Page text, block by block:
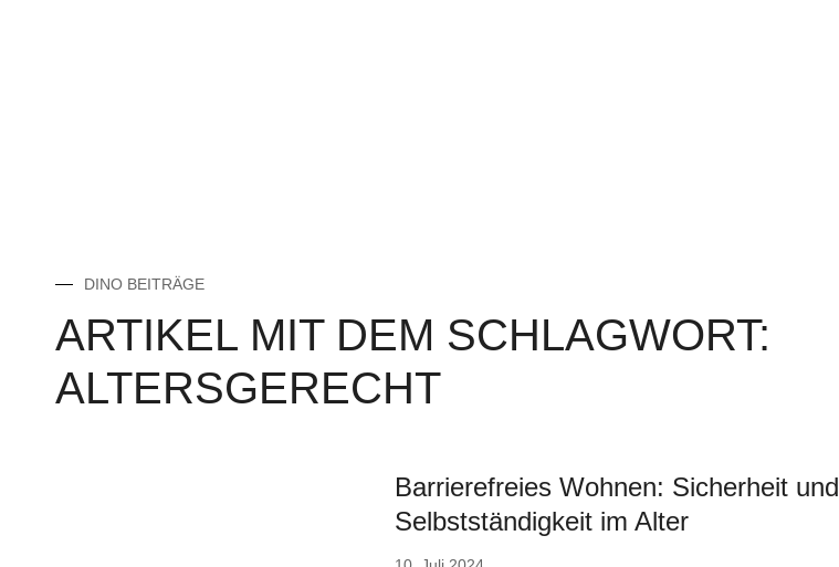
DINO BEITRÄGE
ARTIKEL MIT DEM SCHLAGWORT:
ALTERSGERECHT
Barrierefreies Wohnen: Sicherheit und
Selbstständigkeit im Alter